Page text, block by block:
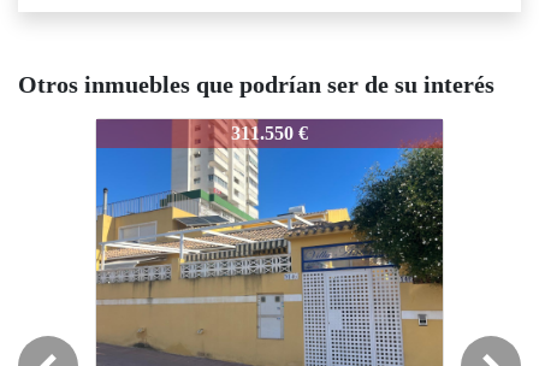
Otros inmuebles que podrían ser de su interés
1681-10-0238902389
311.550 €
1681-10-0238902389